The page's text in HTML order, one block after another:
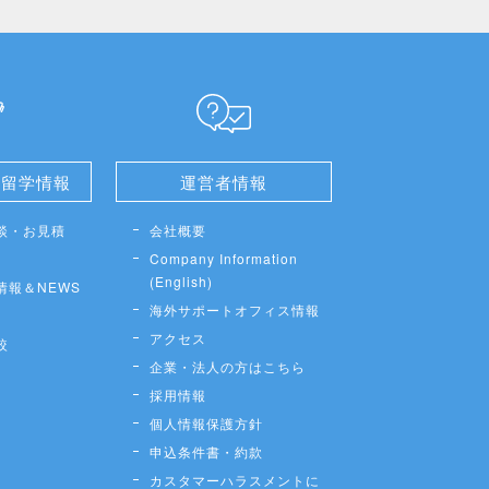
学情報
・お見積
報＆NEWS
運営者情報
会社概要
Company Information
(English)
海外サポートオフィス情報
アクセス
企業・法人の方はこちら
採用情報
個人情報保護方針
申込条件書・約款
カスタマーハラスメントに